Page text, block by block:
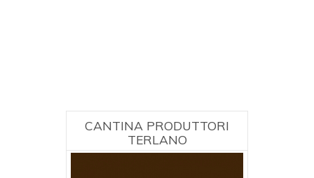
CANTINA PRODUTTORI
TERLANO